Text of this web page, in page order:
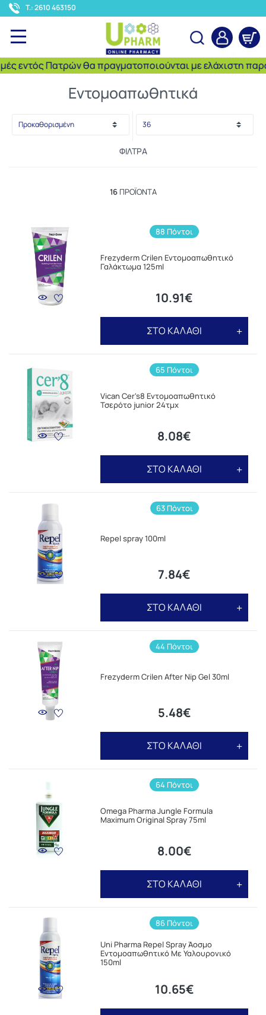
T.: 2610 463150
Πατρών θα πραγματοποιούνται με ελάχιστη
Αναζήτηση
Εντομοαπωθητικά
ΦΊΛΤΡΑ
16ΠΡΟΪΌΝΤΑ
88 Πόντοι
Frezyderm Crilen Εντομοαπωθητικό
Γαλάκτωμα 125ml
10.91€
ΣΤΟ ΚΑΛΑΘΙ
65 Πόντοι
Vican Cer's8 Εντομοαπωθητικό
Τσερότο junior 24τμχ
8.08€
ΣΤΟ ΚΑΛΑΘΙ
63 Πόντοι
Repel spray 100ml
7.84€
ΣΤΟ ΚΑΛΑΘΙ
44 Πόντοι
Frezyderm Crilen After Nip Gel 30ml
5.48€
ΣΤΟ ΚΑΛΑΘΙ
64 Πόντοι
Omega Pharma Jungle Formula
Maximum Original Spray 75ml
8.00€
ΣΤΟ ΚΑΛΑΘΙ
86 Πόντοι
Uni Pharma Repel Spray Άοσμο
Εντομοαπωθητικό Με Υαλουρονικό
150ml
10.65€